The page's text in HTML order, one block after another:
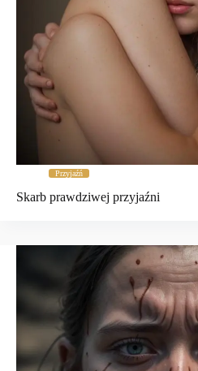
Przyjaźń
Skarb prawdziwej przyjaźni